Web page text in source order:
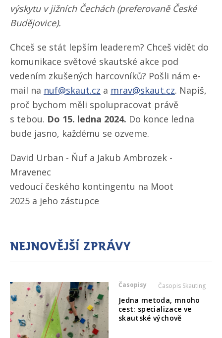
výskytu v jižních Čechách (preferovaně České
Budějovice).
Chceš se stát lepším leaderem? Chceš vidět do
komunikace světové skautské akce pod
vedením zkušených harcovníků? Pošli nám e-
mail na nuf@skaut.cz a mrav@skaut.cz. Napiš,
proč bychom měli spolupracovat právě
s tebou. Do 15. ledna 2024. Do konce ledna
bude jasno, každému se ozveme.
David Urban - Ňuf a Jakub Ambrozek -
Mravenec
vedoucí českého kontingentu na Moot
2025 a jeho zástupce
Nejnovější zprávy
Časopisy Časopis Skauting
Jedna metoda, mnoho
cest: specializace ve
skautské výchově